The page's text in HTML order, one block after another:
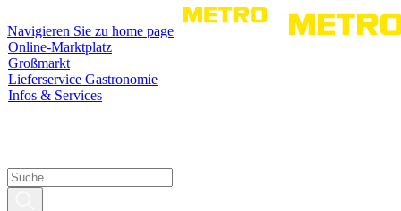
Navigieren Sie zu home page
Online-Marktplatz
Großmarkt
Lieferservice Gastronomie
Infos & Services